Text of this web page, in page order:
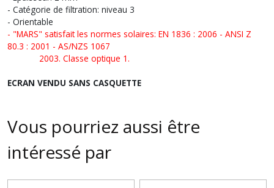
- Catégorie de filtration: niveau 3
- Orientable
- "MARS" satisfait les normes solaires: EN 1836 : 2006 - ANSI Z
80.3 : 2001 - AS/NZS 1067
2003. Classe optique 1.
ECRAN VENDU SANS CASQUETTE
Vous pourriez aussi être
intéressé par